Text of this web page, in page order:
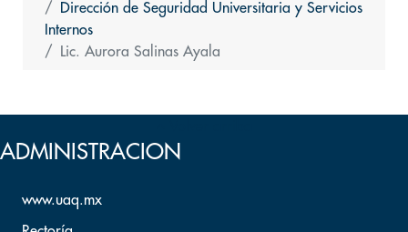
Dirección de Seguridad Universitaria y Servicios
Internos
Lic. Aurora Salinas Ayala
ADMINISTRACION
www.uaq.mx